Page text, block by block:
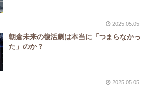
2025.05.05
朝倉未来の復活劇は本当に「つまらなかっ
た」のか？
2025.05.05